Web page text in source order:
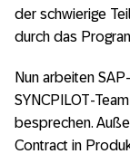
der schwierige
durch das
Nun arbeiten
SYNCPILOT-
besprechen.
Contract in